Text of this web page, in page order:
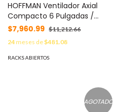
HOFFMAN Ventilador Axial
Compacto 6 Pulgadas /
115VAC / 102CFM / Silencioso
/ Acero Negro / 50,000 Horas
Operación MOD: A6AXFNGQ
$7,960.99 $11,212.66
24meses de$481.08
RACKS ABIERTOS
AGOTADO